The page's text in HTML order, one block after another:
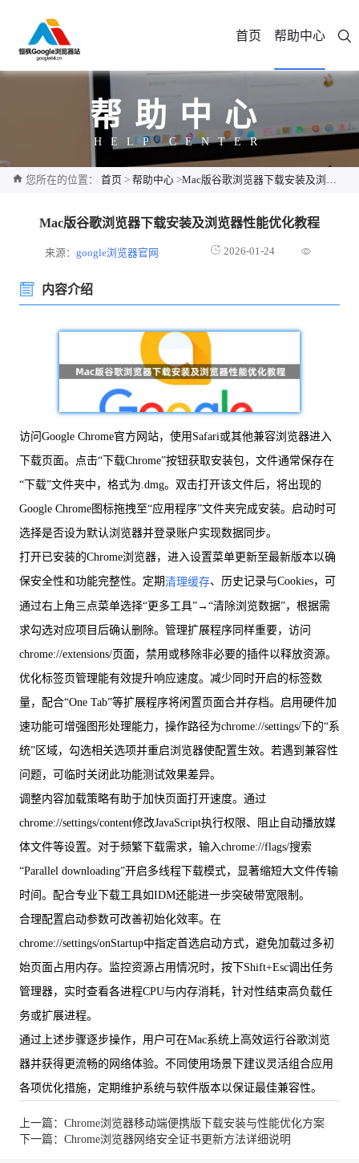
首页 帮助中心
帮助中心
HELP CENTER
您所在的位置： 首页 > 帮助中心 >Mac版谷歌浏览器下载安装及浏览器性能优化教程
Mac版谷歌浏览器下载安装及浏览器性能优化教程
来源：google浏览器官网 2026-01-24
内容介绍
访问Google Chrome官方网站，使用Safari或其他兼容浏览器进入
下载页面。点击“下载Chrome”按钮获取安装包，文件通常保存在
“下载”文件夹中，格式为.dmg。双击打开该文件后，将出现的
Google Chrome图标拖拽至“应用程序”文件夹完成安装。启动时可
选择是否设为默认浏览器并登录账户实现数据同步。
打开已安装的Chrome浏览器，进入设置菜单更新至最新版本以确
保安全性和功能完整性。定期清理缓存、历史记录与Cookies，可
通过右上角三点菜单选择“更多工具”→“清除浏览数据”，根据需
求勾选对应项目后确认删除。管理扩展程序同样重要，访问
chrome://extensions/页面，禁用或移除非必要的插件以释放资源。
优化标签页管理能有效提升响应速度。减少同时开启的标签数
量，配合“One Tab”等扩展程序将闲置页面合并存档。启用硬件加
速功能可增强图形处理能力，操作路径为chrome://settings/下的“系
统”区域，勾选相关选项并重启浏览器使配置生效。若遇到兼容性
问题，可临时关闭此功能测试效果差异。
调整内容加载策略有助于加快页面打开速度。通过
chrome://settings/content修改JavaScript执行权限、阻止自动播放媒
体文件等设置。对于频繁下载需求，输入chrome://flags/搜索
“Parallel downloading”开启多线程下载模式，显著缩短大文件传输
时间。配合专业下载工具如IDM还能进一步突破带宽限制。
合理配置启动参数可改善初始化效率。在
chrome://settings/onStartup中指定首选启动方式，避免加载过多初
始页面占用内存。监控资源占用情况时，按下Shift+Esc调出任务
管理器，实时查看各进程CPU与内存消耗，针对性结束高负载任
务或扩展进程。
通过上述步骤逐步操作，用户可在Mac系统上高效运行谷歌浏览
器并获得更流畅的网络体验。不同使用场景下建议灵活组合应用
各项优化措施，定期维护系统与软件版本以保证最佳兼容性。
上一篇：Chrome浏览器移动端便携版下载安装与性能优化方案
下一篇：Chrome浏览器网络安全证书更新方法详细说明